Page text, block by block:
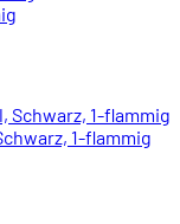
1-flammig